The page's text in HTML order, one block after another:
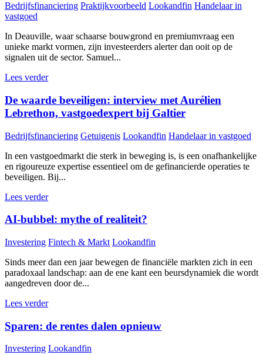
Bedrijfsfinanciering Praktijkvoorbeeld Lookandfin Handelaar in
vastgoed
In Deauville, waar schaarse bouwgrond en premiumvraag een
unieke markt vormen, zijn investeerders alerter dan ooit op de
signalen uit de sector. Samuel...
Lees verder
De waarde beveiligen: interview met Aurélien
Lebrethon, vastgoedexpert bij Galtier
Bedrijfsfinanciering Getuigenis Lookandfin Handelaar in vastgoed
In een vastgoedmarkt die sterk in beweging is, is een onafhankelijke
en rigoureuze expertise essentieel om de gefinancierde operaties te
beveiligen. Bij...
Lees verder
AI-bubbel: mythe of realiteit?
Investering Fintech & Markt Lookandfin
Sinds meer dan een jaar bewegen de financiële markten zich in een
paradoxaal landschap: aan de ene kant een beursdynamiek die wordt
aangedreven door de...
Lees verder
Sparen: de rentes dalen opnieuw
Investering Lookandfin